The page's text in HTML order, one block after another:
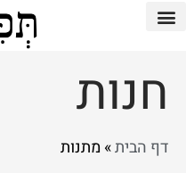
חנות
דף הבית» מתנות